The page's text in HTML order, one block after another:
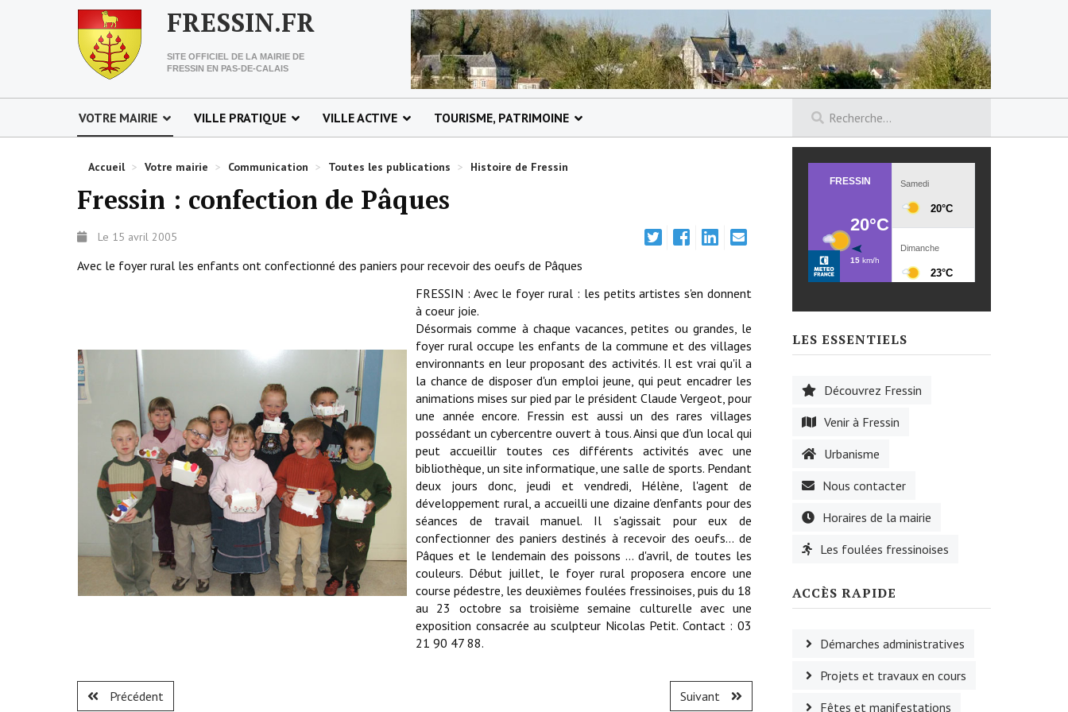
FRESSIN.FR
SITE OFFICIEL DE LA MAIRIE DE
FRESSIN EN PAS-DE-CALAIS
VOTRE MAIRIE VILLE PRATIQUE VILLE ACTIVE TOURISME, PATRIMOINE
Accueil > Votre mairie > Communication > Toutes les publications > Histoire de Fressin
Fressin : confection de Pâques
Le 15 avril 2005
Avec le foyer rural les enfants ont confectionné des paniers pour recevoir des oeufs de Pâques
FRESSIN : Avec le foyer rural : les petits artistes s'en donnent
à coeur joie.
Désormais comme à chaque vacances, petites ou grandes, le
foyer rural occupe les enfants de la commune et des villages
environnants en leur proposant des activités. Il est vrai qu'il a
la chance de disposer d'un emploi jeune, qui peut encadrer les
animations mises sur pied par le président Claude Vergeot, pour
une année encore. Fressin est aussi un des rares villages
possédant un cybercentre ouvert à tous. Ainsi que d'un local qui
peut accueillir toutes ces différents activités avec une
bibliothèque, un site informatique, une salle de sports. Pendant
deux jours donc, jeudi et vendredi, Hélène, l'agent de
développement rural, a accueilli une dizaine d'enfants pour des
séances de travail manuel. Il s'agissait pour eux de
confectionner des paniers destinés à recevoir des oeufs... de
Pâques et le lendemain des poissons ... d'avril, de toutes les
couleurs. Début juillet, le foyer rural proposera encore une
course pédestre, les deuxièmes foulées fressinoises, puis du 18
au 23 octobre sa troisième semaine culturelle avec une
exposition consacrée au sculpteur Nicolas Petit. Contact : 03
21 90 47 88.
Précédent Suivant
LES ESSENTIELS
Découvrez Fressin
Venir à Fressin
Urbanisme
Nous contacter
Horaires de la mairie
Les foulées fressinoises
ACCÈS RAPIDE
Démarches administratives
Projets et travaux en cours
Fêtes et manifestations